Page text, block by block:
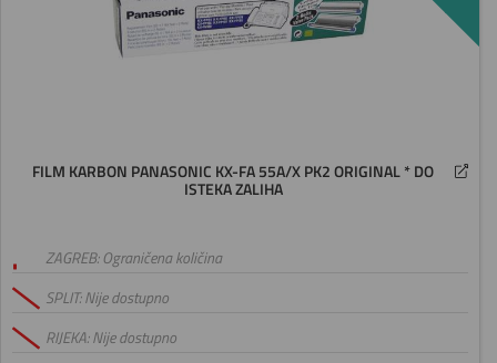
FILM KARBON PANASONIC KX-FA 55A/X PK2 ORIGINAL * DO
ISTEKA ZALIHA
ZAGREB: Ograničena količina
SPLIT: Nije dostupno
RIJEKA: Nije dostupno